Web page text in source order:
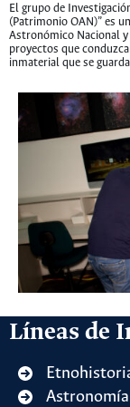
El grupo de
(Patrimonio OAN)” es
Astronómico Nacional
proyectos que
inmaterial que se
Líneas de
Astronomía